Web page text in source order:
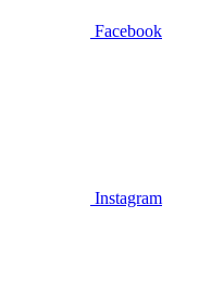
Facebook
Instagram